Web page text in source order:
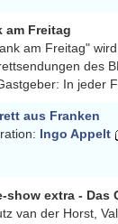
am Freitag
am Freitag"
des
In jeder
aus Franken
Ingo Appelt
show extra - Das
van der Horst,